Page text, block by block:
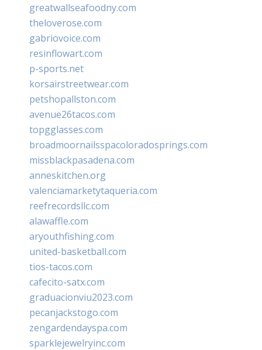
greatwallseafoodny.com
theloverose.com
gabriovoice.com
resinflowart.com
p-sports.net
korsairstreetwear.com
petshopallston.com
avenue26tacos.com
topgglasses.com
broadmoornailsspacoloradosprings.com
missblackpasadena.com
anneskitchen.org
valenciamarketytaqueria.com
reefrecordsllc.com
alawaffle.com
aryouthfishing.com
united-basketball.com
tios-tacos.com
cafecito-satx.com
graduacionviu2023.com
pecanjackstogo.com
zengardendayspa.com
sparklejewelryinc.com